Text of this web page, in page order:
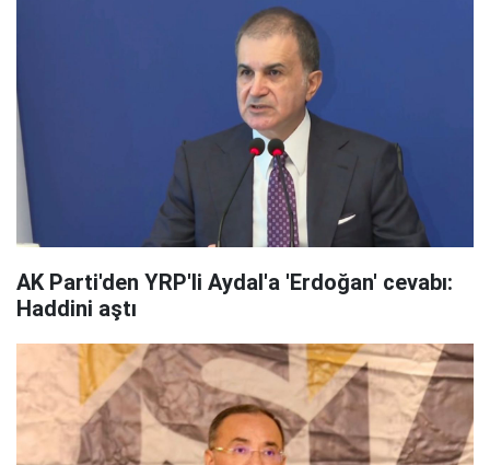
AK Parti'den YRP'li Aydal'a 'Erdoğan' cevabı:
Haddini aştı